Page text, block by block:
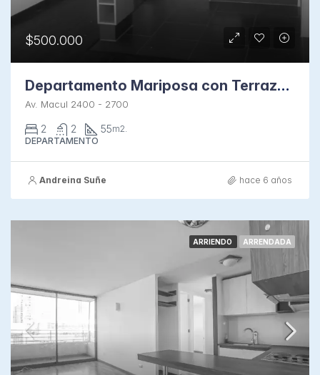
$500.000
Departamento Mariposa con Terraza Oriente en Macul
Av. Macul 2400 - 2700
2 2 55m2.
DEPARTAMENTO
Andreina Suñe hace 6 años
ARRIENDO ARRENDADA